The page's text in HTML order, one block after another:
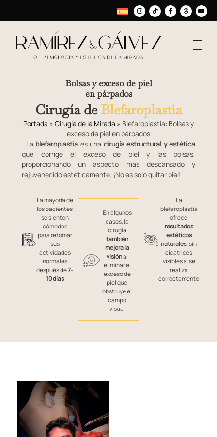
Bolsas y exceso de piel
en párpados
Cirugía deBlefaroplastia
Portada » Cirugía de la Mirada » Blefaroplastia: Bolsas y
exceso de piel en párpados
. La blefaroplastia es una cirugía estructural y estética
que corrige el exceso de piel y las bolsas,
proporcionando un aspecto más descansado y
rejuvenecido estéticamente. ¡No es solo quitar piel!
La mayoría de
los pacientes
se sienten
cómodos
para retomar
sus
actividades
normales
después de7-
10 días
En algunos
casos, la
cirugía
también
mejora la
visiónal
eliminar el
exceso de
piel que
obstruye el
campo
visual
La
blefaroplastia
ofrece
resultados
estéticos
naturales, sin
cicatrices
visibles si se
realiza
correctamente